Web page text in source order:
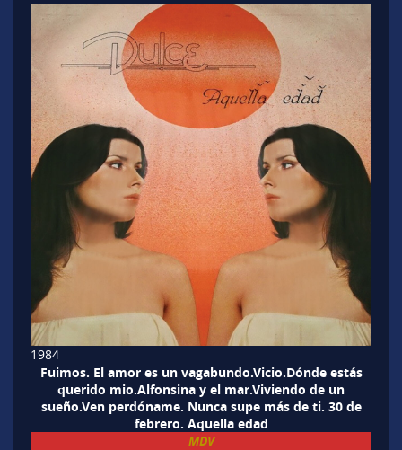
1984
Fuimos. El amor es un vagabundo.Vicio.Dónde estás
querido mio.Alfonsina y el mar.Viviendo de un
sueño.Ven perdóname. Nunca supe más de ti. 30 de
febrero. Aquella edad
MDV